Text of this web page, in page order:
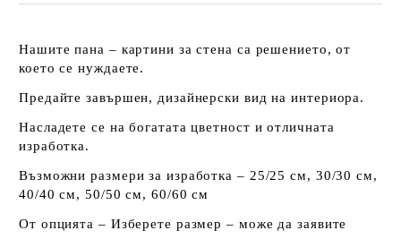
Нашите пана – картини за стена са решението, от
което се нуждаете.
Предайте завършен, дизайнерски вид на интериора.
Насладете се на богатата цветност и отличната
изработка.
Възможни размери за изработка – 25/25 см, 30/30 см,
40/40 см, 50/50 см, 60/60 см
От опцията – Изберете размер – може да заявите